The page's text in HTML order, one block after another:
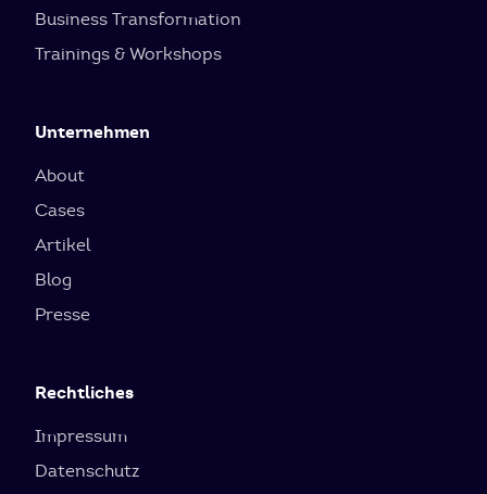
Business Transformation
Trainings & Workshops
Unternehmen
About
Cases
Artikel
Blog
Presse
Rechtliches
Impressum
Datenschutz